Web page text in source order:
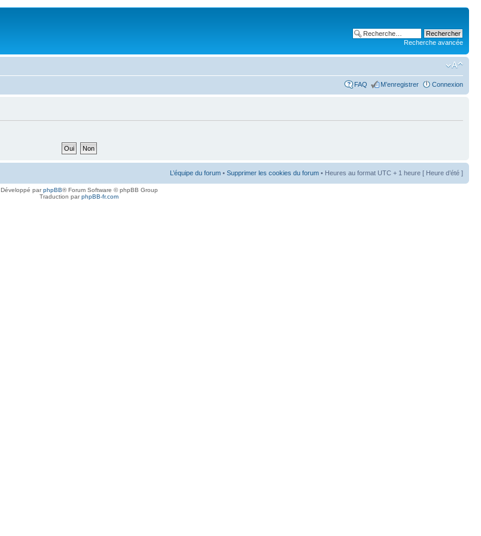
Recherche avancée
FAQ M’enregistrer Connexion
L’équipe du forum • Supprimer les cookies du forum • Heures au format UTC + 1 heure [ Heure d’été ]
Développé parphpBB® Forum Software © phpBB Group
Traduction parphpBB-fr.com